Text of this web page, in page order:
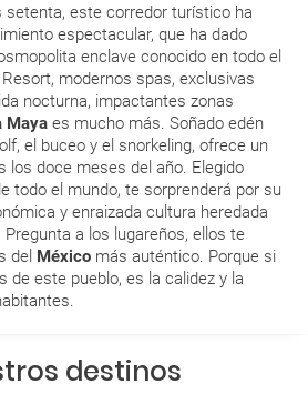
setenta, este corredor turístico ha
espectacular, que ha dado
enclave conocido en todo el
Resort, modernos spas, exclusivas
nocturna, impactantes zonas
Maya es mucho más. Soñado edén
el buceo y el snorkeling, ofrece un
los doce meses del año. Elegido
todo el mundo, te sorprenderá por su
y enraizada cultura heredada
a los lugareños, ellos te
del México más auténtico. Porque si
de este pueblo, es la calidez y la
reservar un viaje de
la página web?
uno de los servicios ha
de confirmación ¿Cómo
el viaje?
disponibles en el viaje que
de reserva?
destinos